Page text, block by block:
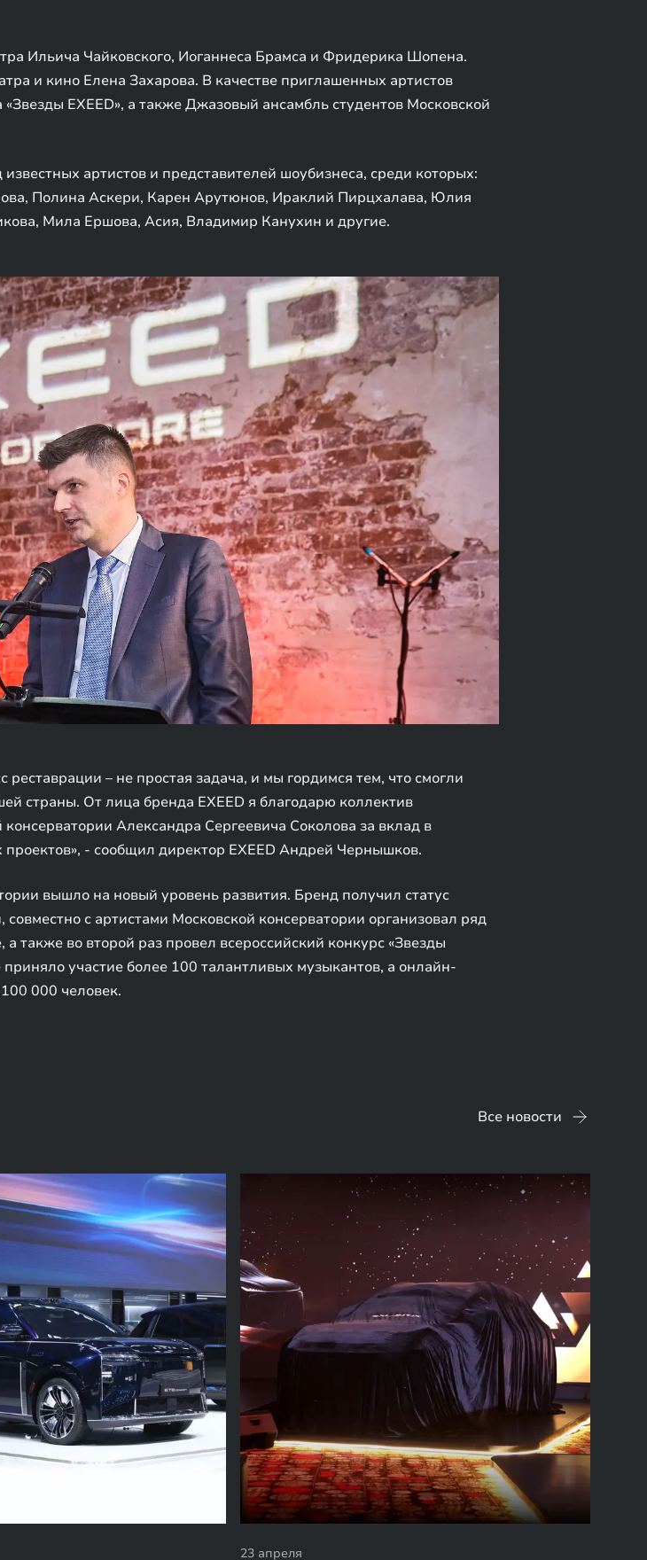
Ильича Чайковского, Иоганнеса Брамса и Фридерика Шопена.
и кино Елена Захарова. В качестве приглашенных артистов
EXEED», а также Джазовый ансамбль студентов Московской
артистов и представителей шоубизнеса, среди которых:
Полина Аскери, Карен Арутюнов, Ираклий Пирцхалава, Юлия
Мила Ершова, Асия, Владимир Канухин и другие.
– не простая задача, и мы гордимся тем, что смогли
страны. От лица бренда EXEED я благодарю коллектив
Александра Сергеевича Соколова за вклад в
- сообщил директор EXEED Андрей Чернышков.
вышло на новый уровень развития. Бренд получил статус
с артистами Московской консерватории организовал ряд
также во второй раз провел всероссийский конкурс «Звезды
участие более 100 талантливых музыкантов, а онлайн-
000 человек.
Все новости
23 апреля